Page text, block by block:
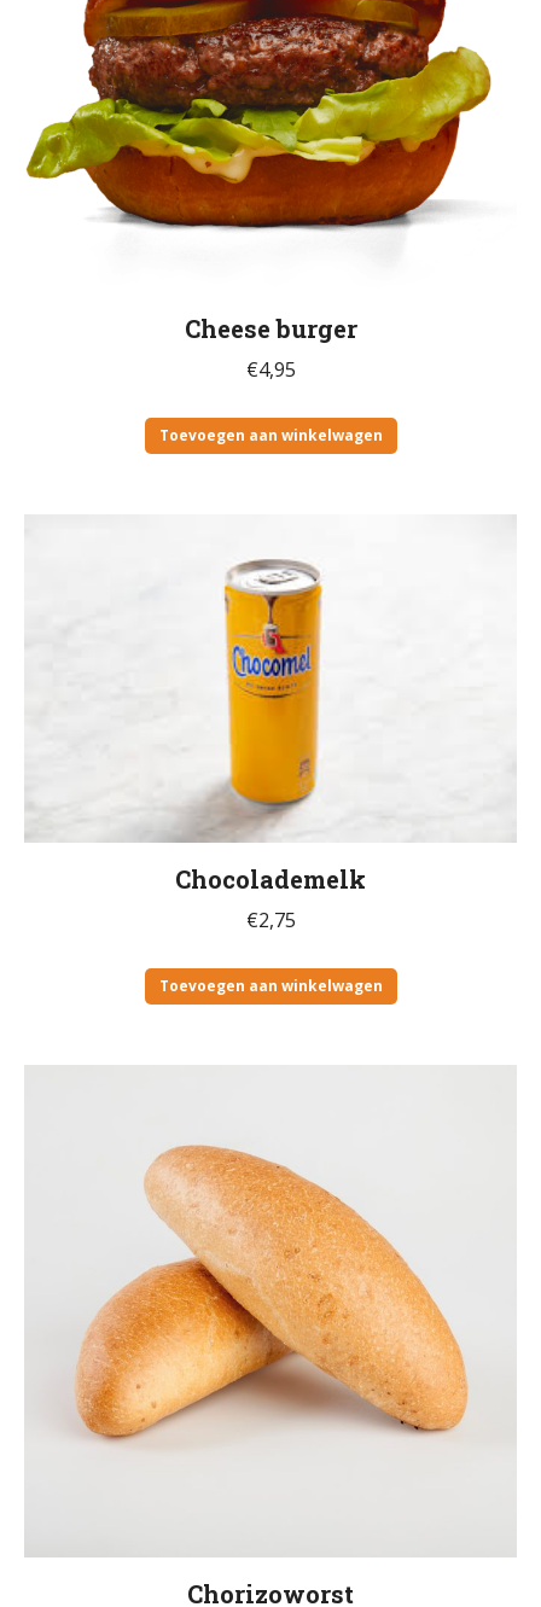
Cheese burger
€4,95
Toevoegen aan winkelwagen
Chocolademelk
€2,75
Toevoegen aan winkelwagen
Chorizoworst